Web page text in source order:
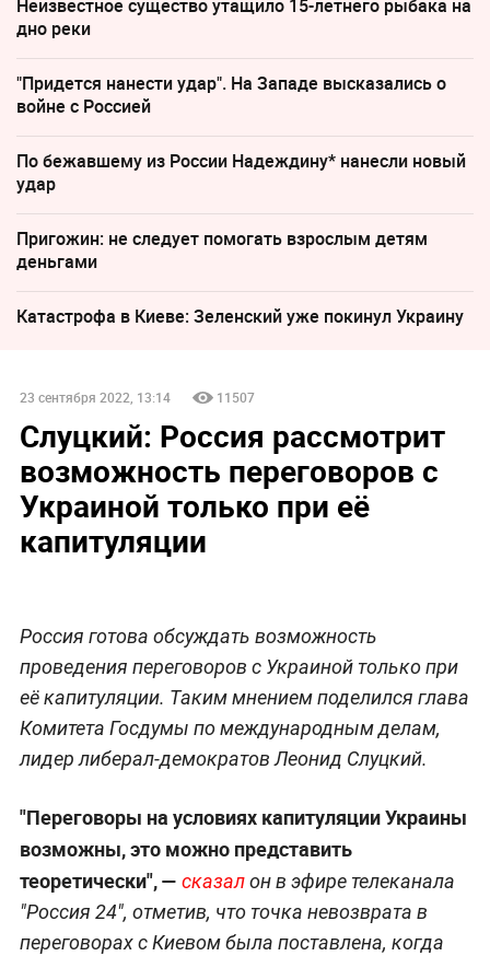
Неизвестное существо утащило 15-летнего рыбака на
дно реки
"Придется нанести удар". На Западе высказались о
войне с Россией
По бежавшему из России Надеждину* нанесли новый
удар
Пригожин: не следует помогать взрослым детям
деньгами
Катастрофа в Киеве: Зеленский уже покинул Украину
23 сентября 2022, 13:14 11507
Слуцкий: Россия рассмотрит
возможность переговоров с
Украиной только при её
капитуляции
Россия готова обсуждать возможность
проведения переговоров с Украиной только при
её капитуляции. Таким мнением поделился глава
Комитета Госдумы по международным делам,
лидер либерал-демократов Леонид Слуцкий.
"Переговоры на условиях капитуляции Украины
возможны, это можно представить
теоретически", — сказалон в эфире телеканала
"Россия 24", отметив, что точка невозврата в
переговорах с Киевом была поставлена, когда